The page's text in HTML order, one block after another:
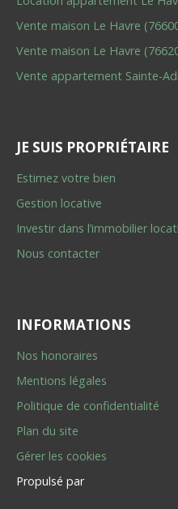
Vente maison Le Havre
Vente maison Le Havre
Vente appartement Sainte-
JE SUIS PROPRIÉTAIRE
Estimez votre bien
Gestion locative
Investir dans l’immobilier
Nous contacter
INFORMATIONS
Nos honoraires
Mentions légales
Politique de confidentialité
Plan du site
Gérer les cookies
Propulsé par